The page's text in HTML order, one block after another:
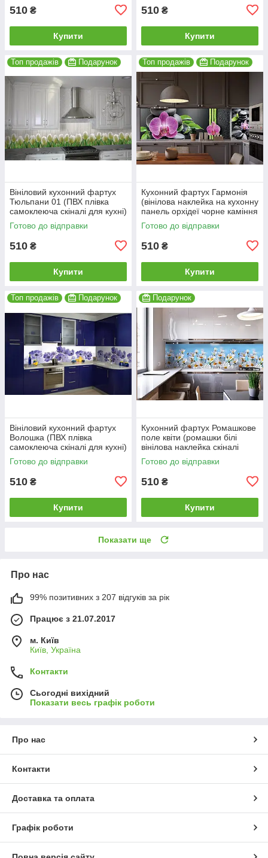
510 ₴
Купити
510 ₴
Купити
Топ продажів Подарунок
Вініловий кухонний фартух
Тюльпани 01 (ПВХ плівка
самоклеюча скіналі для кухні)
600*2000 мм
Готово до відправки
510 ₴
Купити
Топ продажів Подарунок
Кухонний фартух Гармонія
(вінілова наклейка на кухонну
панель орхідеї чорне каміння
бамбук) 600*2000 мм
Готово до відправки
510 ₴
Купити
Топ продажів Подарунок
Вініловий кухонний фартух
Волошка (ПВХ плівка
самоклеюча скіналі для кухні)
600*2000 мм
Готово до відправки
510 ₴
Купити
Подарунок
Кухонний фартух Ромашкове
поле квіти (ромашки білі
вінілова наклейка скіналі
плівка) 600*2000 мм
Готово до відправки
510 ₴
Купити
Показати ще
Про нас
99% позитивних з 207 відгуків за рік
Працює з 21.07.2017
м. Київ
Київ, Україна
Контакти
Сьогодні вихідний
Показати весь графік роботи
Про нас
Контакти
Доставка та оплата
Графік роботи